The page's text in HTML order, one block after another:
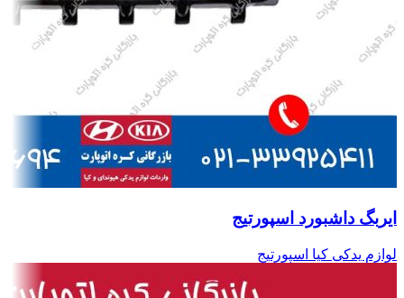
ایربگ داشبورد اسپورتیج
لوازم یدکی کیا اسپورتیج